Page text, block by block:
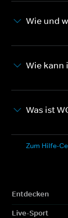
Wie und
Wie kann
Was ist
Zum Hilfe-
Entdecken
Live-Sport